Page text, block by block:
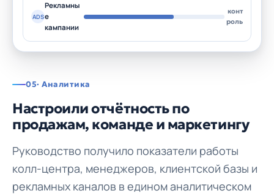
05· Аналитика
Настроили отчётность по
продажам, команде и маркетингу
Руководство получило показатели работы
колл-центра, менеджеров, клиентской базы и
рекламных каналов в едином аналитическом
ADS
Рекламны
е
кампании
конт
роль